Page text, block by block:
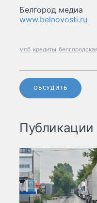
Белгород медиа
www.belnovosti.ru
мсб кредиты
ОБСУДИТЬ
Публикации